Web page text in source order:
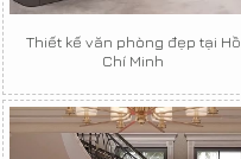
Thiết kế văn phòng đẹp tại Hồ
Chí Minh